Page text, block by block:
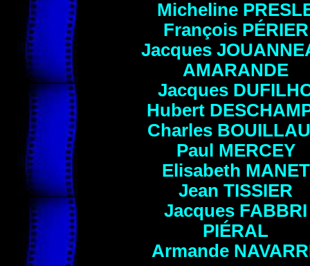
Micheline
François PÉRIER
Jacques
AMARANDE
Jacques
Hubert
Charles
Paul MERCEY
Elisabeth MANET
Jean TISSIER
Jacques FABBRI
PIÉRAL
Armande